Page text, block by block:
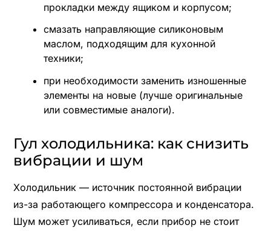
прокладки между ящиком и корпусом;
смазать направляющие силиконовым
маслом, подходящим для кухонной
техники;
при необходимости заменить изношенные
элементы на новые (лучше оригинальные
или совместимые аналоги).
Гул холодильника: как снизить
вибрации и шум
Холодильник — источник постоянной вибрации
из-за работающего компрессора и конденсатора.
Шум может усиливаться, если прибор не стоит